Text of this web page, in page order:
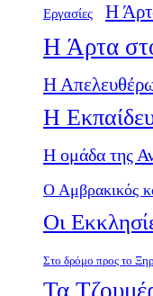
Εργασίες Η
Η Άρτα
Η
Η
Η ομάδα της
Ο Αμβρακικός
Οι
Στο δρόμο προς το
Τα